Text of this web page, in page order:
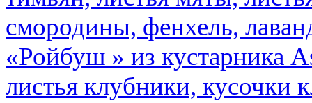
смородины, фенхель,
«Ройбуш » из кустарника
листья клубники, кусочки